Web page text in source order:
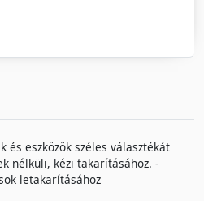
és eszközök széles választékát
nélküli, kézi takarításához. -
letakarításához